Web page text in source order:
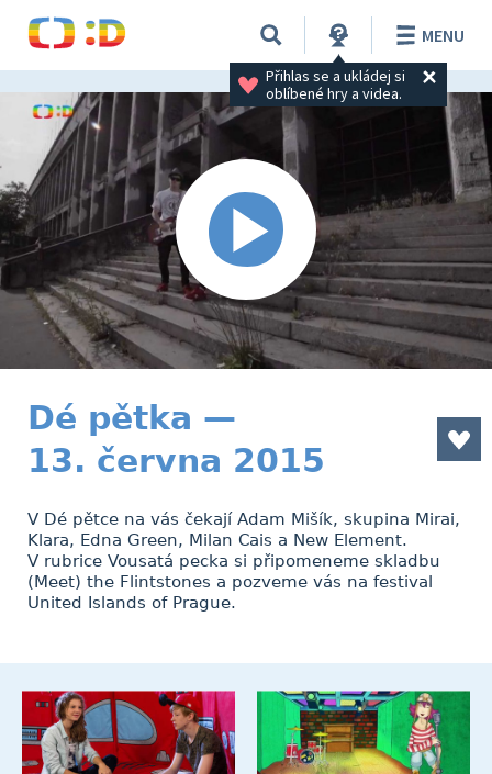
Přihlas se a ukládej si
oblíbené hry a videa.
MENU
Dé pětka —
13. června 2015
V Dé pětce na vás čekají Adam Mišík, skupina Mirai,
Klara, Edna Green, Milan Cais a New Element.
V rubrice Vousatá pecka si připomeneme skladbu
(Meet) the Flintstones a pozveme vás na festival
United Islands of Prague.